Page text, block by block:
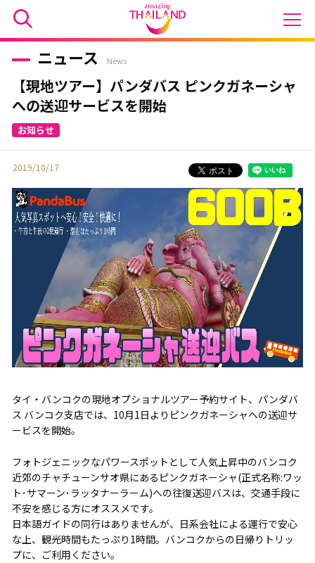
ニュース News
【現地ツアー】パンダバス ピンクガネーシャ
への送迎サービスを開始
2019/10/17
タイ・バンコクの現地オプショナルツアー予約サイト、パンダバ
ス バンコク支店では、10月1日よりピンクガネーシャへの送迎サ
ービスを開始。
フォトジェニックなパワースポットとして人気上昇中のバンコク
近郊のチャチューンサオ県にあるピンクガネーシャ(正式名称:ワッ
ト･サマーン･ラッタナーラーム)への往復送迎バスは、交通手段に
不安を感じる方にオススメです。
日本語ガイドの同行はありませんが、日系会社による運行で安心
な上、観光時間もたっぷり1時間。バンコクからの日帰りトリッ
プに、ご利用ください。